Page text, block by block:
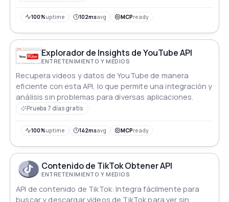
100%uptime 102msavg MCPready
Explorador de Insights de YouTube API
ENTRETENIMIENTO Y MEDIOS
Recupera videos y datos de YouTube de manera
eficiente con esta API, lo que permite una integración y
análisis sin problemas para diversas aplicaciones.
Prueba 7 días gratis
100%uptime 142msavg MCPready
Contenido de TikTok Obtener API
ENTRETENIMIENTO Y MEDIOS
API de contenido de TikTok: Integra fácilmente para
buscar y descargar videos de TikTok para ver sin